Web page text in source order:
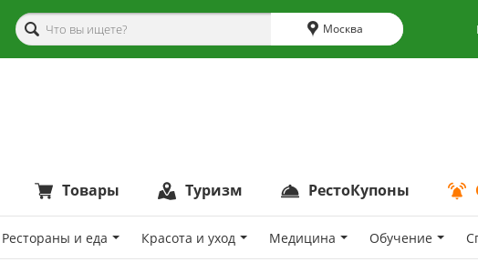
Москва
Товары Туризм РестоКупоны
Рестораны и еда Красота и уход Медицина Обучение